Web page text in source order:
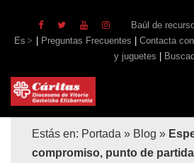
Baúl de
Es
Preguntas Frecuentes Contacta
y juguetes
Estás en: Portada » Blog »
compromiso, punto de